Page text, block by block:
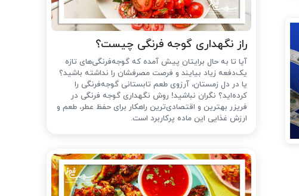
راز نگهداری گوجه فرنگی چیست؟
آیا تا به حال برایتان پیش آمده که گوجه‌فرنگی‌های تازه
یک‌دفعه زیاد بیایند و فرصت مصرفشان را نداشته باشید؟
یا در دل زمستان، آرزوی طعم تابستانی گوجه‌فرنگی را
کرده‌اید؟ نگران نباشید! روش نگهداری گوجه فرنگی در
فریزر بهترین و اقتصادی‌ترین راهکار برای حفظ عطر، طعم و
ارزش غذایی این ماده پرکاربرد است.